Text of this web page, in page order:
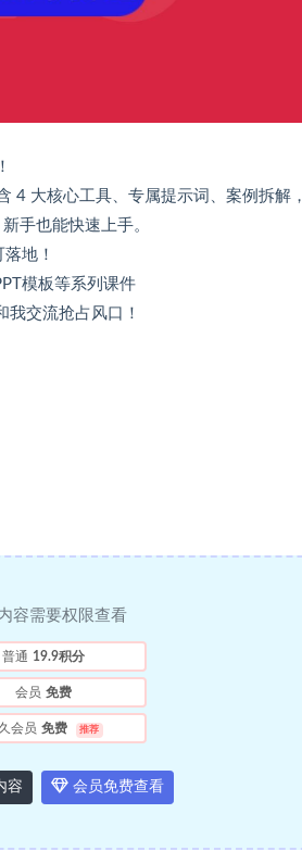
4 大核心工具、专属提示词、案例拆解，
手也能快速上手。
地！
模板等系列课件
交流抢占风口！
容需要权限查看
普通 19.9积分
会员 免费
会员 免费 推荐
容 会员免费查看